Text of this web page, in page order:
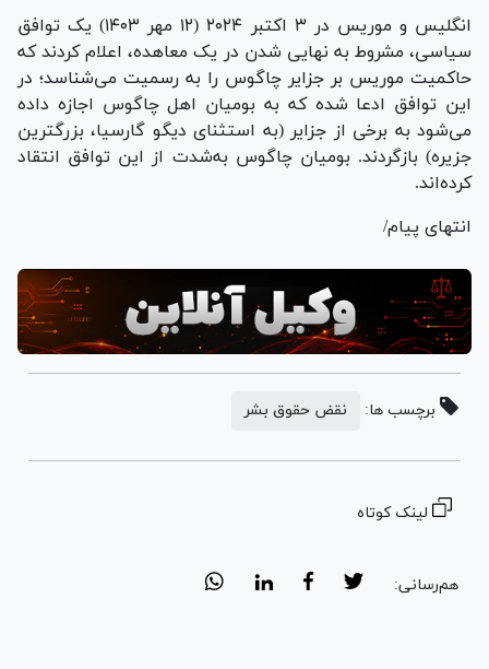
انگلیس و موریس در ۳ اکتبر ۲۰۲۴ (۱۲ مهر ۱۴۰۳) یک توافق
سیاسی، مشروط به نهایی شدن در یک معاهده، اعلام کردند که
حاکمیت موریس بر جزایر چاگوس را به رسمیت می‌شناسد؛ در
این توافق ادعا شده که به بومیان اهل چاگوس اجازه داده
می‌شود به برخی از جزایر (به استثنای دیگو گارسیا، بزرگترین
جزیره) بازگردند. بومیان چاگوس به‌شدت از این توافق انتقاد
کرده‌اند.
انتهای پیام/
برچسب ها: نقض حقوق بشر
لینک کوتاه
هم‌رسانی: